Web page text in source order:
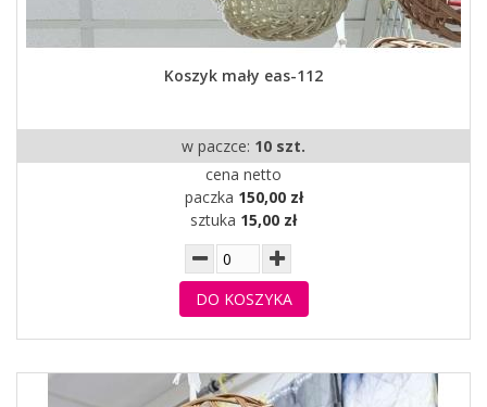
Koszyk mały eas-112
w paczce: 10 szt.
cena netto
paczka 150,00 zł
sztuka 15,00 zł
DO KOSZYKA